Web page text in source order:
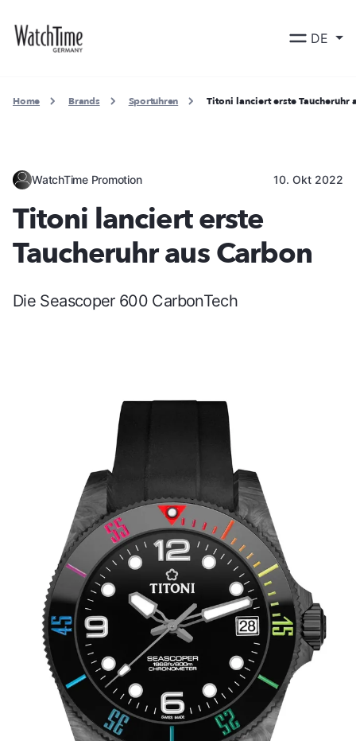
DE
Home Brands Sportuhren Titoni lanciert erste Taucheruhr
WatchTime Promotion 10. Okt 2022
Titoni lanciert erste
Taucheruhr aus Carbon
Die Seascoper 600 CarbonTech